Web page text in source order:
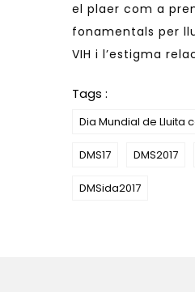
el plaer com a
fonamentals per
VIH i l’estigma
Tags :
Dia Mundial de Lluita
DMS17 DMS2017
DMSida2017